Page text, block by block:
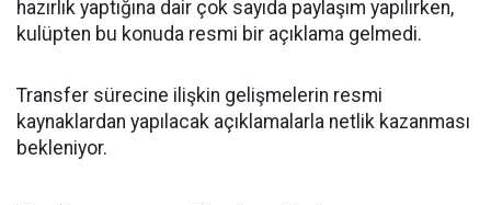
hazırlık yaptığına dair çok sayıda paylaşım yapılırken,
kulüpten bu konuda resmi bir açıklama gelmedi.
Transfer sürecine ilişkin gelişmelerin resmi
kaynaklardan yapılacak açıklamalarla netlik kazanması
bekleniyor.